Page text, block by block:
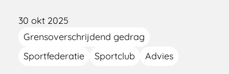
30 okt 2025
Grensoverschrijdend gedrag
Sportfederatie
Sportclub Advies